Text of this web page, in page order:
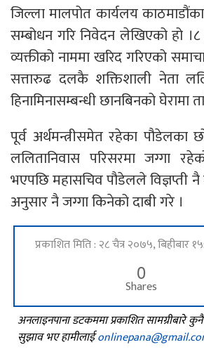
जिल्ला मालपोत कार्यलय
सम्बोधन गरि निवेदन लेखिएको हो
व्यक्तीको नाममा खरिद गरिएको
सत्तारुढ दलकै शक्तिशाली नेता
हिनामिनासम्बन्धी छानबिनको घेरामा
पूर्व अर्थमन्त्रीसमेत रहेका पौडेलका
ललितानिवास परिसरमा जग्गा
भएपछि महासचिव पौडेलले विज्ञप्ती
अनुसार नै जग्गा किनेको दाबी गरे ।
प्रकाशित मिति : २८ चैत्र २०७५,
0
Shares
अनलाइनपाना डटकममा प्रकाशित सामग्रीबारे
सुझाव भए हामीलाई